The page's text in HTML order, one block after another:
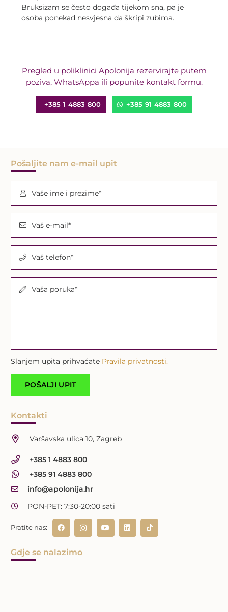
Bruksizam se često događa tijekom sna, pa je
osoba ponekad nesvjesna da škripi zubima.
Pregled u poliklinici Apolonija rezervirajte putem
poziva, WhatsAppa ili popunite kontakt formu.
+385 1 4883 800 +385 91 4883 800
Pošaljite nam e-mail upit
Vaše ime i prezime*
Vaš e-mail*
Vaš telefon*
Vaša poruka*
Slanjem upita prihvaćate Pravila privatnosti.
Kontakti
Varšavska ulica 10, Zagreb
+385 1 4883 800
+385 91 4883 800
info@apolonija.hr
PON-PET: 7:30-20:00 sati
Pratite nas:
Gdje se nalazimo